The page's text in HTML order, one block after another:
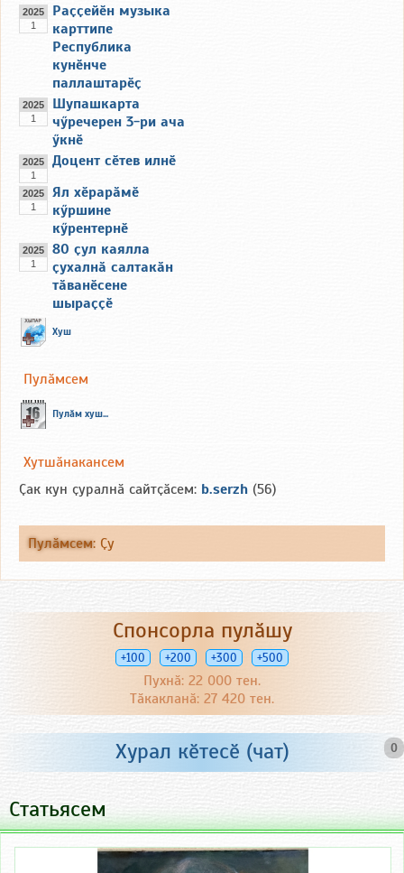
2025
1
Раҫҫейӗн музыка
карттипе
Республика
кунӗнче
паллаштарӗҫ
2025
1
Шупашкарта
чӳречерен 3-ри ача
ӳкнӗ
2025
1
Доцент сӗтев илнӗ
2025
1
Ял хӗрарӑмӗ
кӳршине
кӳрентернӗ
2025
1
80 ҫул каялла
ҫухалнӑ салтакӑн
тӑванӗсене
шыраҫҫӗ
Хуш
Пулӑмсем
Пулӑм хуш...
Хутшӑнакансем
Ҫак кун ҫуралнӑ сайтҫӑсем: b.serzh (56)
Пулӑмсем: Ҫу
Спонсорла пулӑшу
+100 +200 +300 +500
Пухнӑ: 22 000 тен.
Тӑкакланӑ: 27 420 тен.
0
Хурал кӗтесӗ (чат)
Статьясем